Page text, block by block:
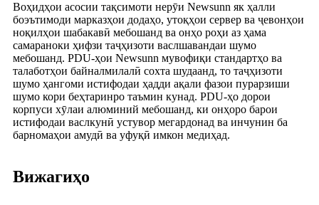
Воҳидҳои асосии тақсимоти нерӯи Newsunn як ҳалли
боэътимоди марказҳои додаҳо, утоқҳои сервер ва ҷевонҳои
ноқилҳои шабакавӣ мебошанд ва онҳо роҳи аз ҳама
самараноки ҳифзи таҷҳизоти васлшавандаи шумо
мебошанд. PDU-ҳои Newsunn мувофиқи стандартҳо ва
талаботҳои байналмилалӣ сохта шудаанд, то таҷҳизоти
шумо ҳангоми истифодаи ҳадди ақали фазои пурарзиши
шумо кори беҳтаринро таъмин кунад. PDU-ҳо дорои
корпуси хӯлаи алюминий мебошанд, ки онҳоро барои
истифодаи васлкунӣ устувор мегардонад ва инчунин ба
барномаҳои амудӣ ва уфуқӣ имкон медиҳад.
Вижагиҳо